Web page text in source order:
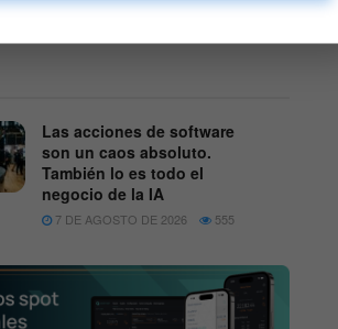
máximos en el corto plazo.
Las acciones de software
son un caos absoluto.
También lo es todo el
negocio de la IA
7 DE AGOSTO DE 2026 555